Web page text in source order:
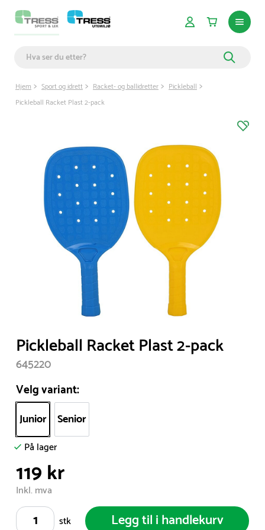
Hjem Sport og idrett Racket- og ballidretter
Pickleball
Pickleball Racket Plast 2-pack
1
of
1
Pickleball Racket Plast 2-pack
645220
Velg variant:
Junior Senior
På lager
119 kr
Inkl. mva
stk
Legg til i handlekurv